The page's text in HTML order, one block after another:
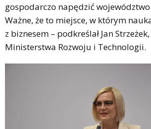
gospodarczo napędzić
Ważne, że to miejsce, w którym
z biznesem – podkreślał Jan
Ministerstwa Rozwoju i Technologii.